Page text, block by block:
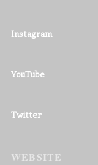
Instagram
YouTube
Twitter
WEBSITE